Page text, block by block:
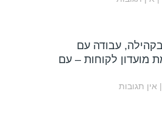
עבודה עם
מועדון לקוחות – עם
אין תגובות